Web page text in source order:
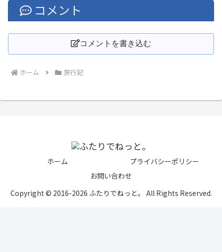
コメント
コメントを書き込む
ホーム 旅行記
ホーム
プライバシーポリシー
お問い合わせ
Copyright © 2016-2026 ふたりでねっと。 All Rights Reserved.